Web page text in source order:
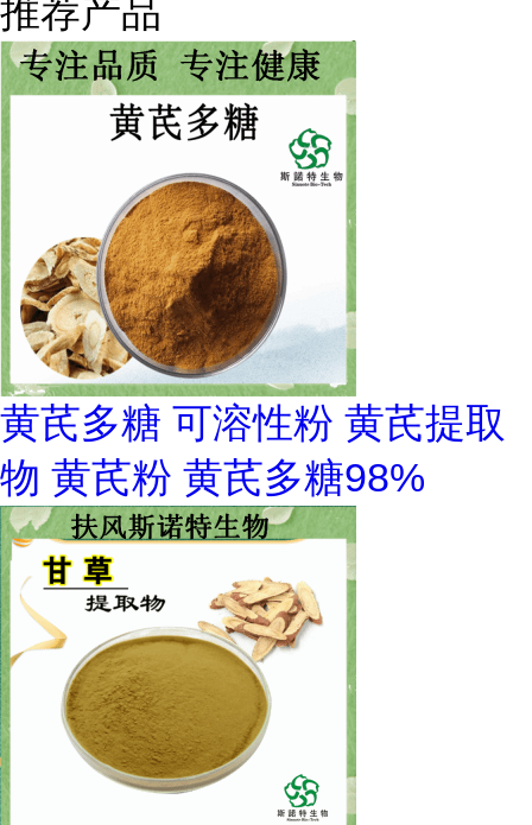
推荐产品
黄芪多糖 可溶性粉 黄芪提取
物 黄芪粉 黄芪多糖98%